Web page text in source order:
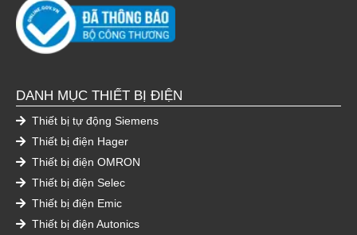
DANH MỤC THIẾT BỊ ĐIỆN
Thiết bị tự động Siemens
Thiết bị điện Hager
Thiết bị điện OMRON
Thiết bị điện Selec
Thiết bị điện Emic
Thiết bị điện Autonics